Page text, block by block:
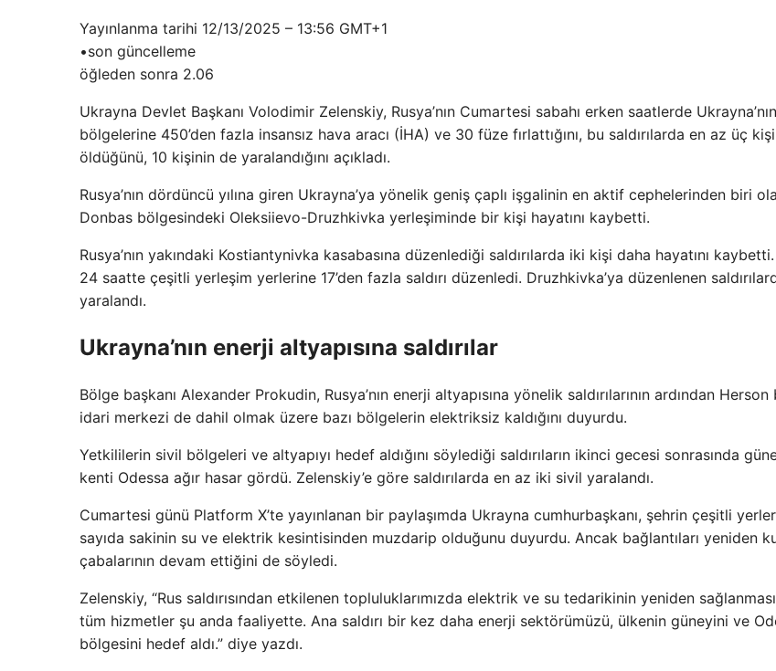
Yayınlanma tarihi 12/13/2025 – 13:56 GMT+1
•son güncelleme
öğleden sonra 2.06
Ukrayna Devlet Başkanı Volodimir Zelenskiy, Rusya’nın Cumartesi sabahı erken saatlerde
bölgelerine 450’den fazla insansız hava aracı (İHA) ve 30 füze fırlattığını, bu saldırılarda en az üç
öldüğünü, 10 kişinin de yaralandığını açıkladı.
Rusya’nın dördüncü yılına giren Ukrayna’ya yönelik geniş çaplı işgalinin en aktif cephelerinden biri
Donbas bölgesindeki Oleksiievo-Druzhkivka yerleşiminde bir kişi hayatını kaybetti.
Rusya’nın yakındaki Kostiantynivka kasabasına düzenlediği saldırılarda iki kişi daha hayatını
24 saatte çeşitli yerleşim yerlerine 17’den fazla saldırı düzenledi. Druzhkivka’ya düzenlenen
yaralandı.
Ukrayna’nın enerji altyapısına saldırılar
Bölge başkanı Alexander Prokudin, Rusya’nın enerji altyapısına yönelik saldırılarının ardından
idari merkezi de dahil olmak üzere bazı bölgelerin elektriksiz kaldığını duyurdu.
Yetkililerin sivil bölgeleri ve altyapıyı hedef aldığını söylediği saldırıların ikinci gecesi sonrasında
kenti Odessa ağır hasar gördü. Zelenskiy’e göre saldırılarda en az iki sivil yaralandı.
Cumartesi günü Platform X’te yayınlanan bir paylaşımda Ukrayna cumhurbaşkanı, şehrin çeşitli
sayıda sakinin su ve elektrik kesintisinden muzdarip olduğunu duyurdu. Ancak bağlantıları yeniden
çabalarının devam ettiğini de söyledi.
Zelenskiy, “Rus saldırısından etkilenen topluluklarımızda elektrik ve su tedarikinin yeniden
tüm hizmetler şu anda faaliyette. Ana saldırı bir kez daha enerji sektörümüzü, ülkenin güneyini ve
bölgesini hedef aldı.” diye yazdı.